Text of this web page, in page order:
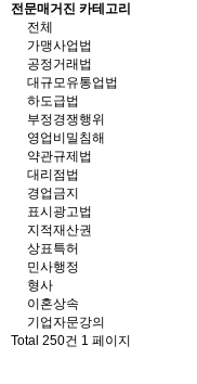
전문매거진 카테고리
전체
가맹사업법
공정거래법
대규모유통업법
하도급법
부정경쟁행위
영업비밀침해
약관규제법
대리점법
경업금지
표시광고법
지적재산권
상표특허
민사행정
형사
이혼상속
기업자문강의
Total 250건 1 페이지